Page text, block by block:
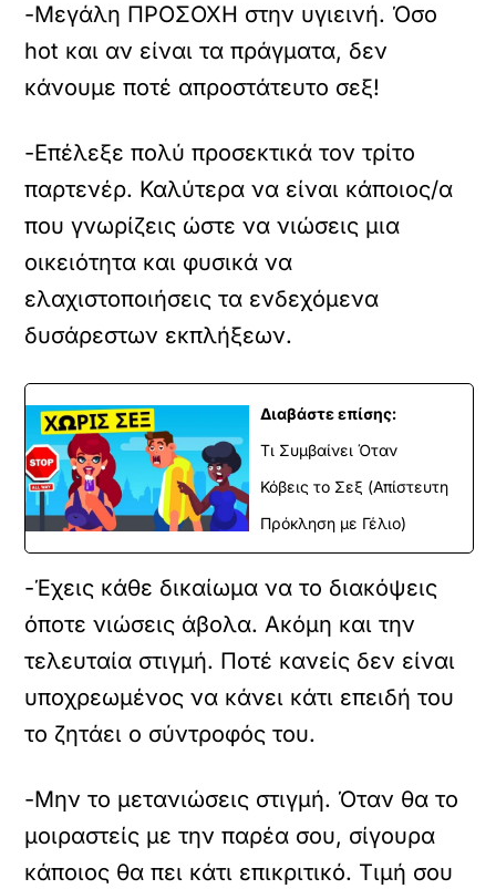
-Μεγάλη ΠΡΟΣΟΧΗ στην υγιεινή. Όσο
hot και αν είναι τα πράγματα, δεν
κάνουμε ποτέ απροστάτευτο σεξ!
-Επέλεξε πολύ προσεκτικά τον τρίτο
παρτενέρ. Καλύτερα να είναι κάποιος/α
που γνωρίζεις ώστε να νιώσεις μια
οικειότητα και φυσικά να
ελαχιστοποιήσεις τα ενδεχόμενα
δυσάρεστων εκπλήξεων.
Διαβάστε επίσης:
Τι Συμβαίνει Όταν
Κόβεις το Σεξ (Απίστευτη
Πρόκληση με Γέλιο)
-Έχεις κάθε δικαίωμα να το διακόψεις
όποτε νιώσεις άβολα. Ακόμη και την
τελευταία στιγμή. Ποτέ κανείς δεν είναι
υποχρεωμένος να κάνει κάτι επειδή του
το ζητάει ο σύντροφός του.
-Μην το μετανιώσεις στιγμή. Όταν θα το
μοιραστείς με την παρέα σου, σίγουρα
κάποιος θα πει κάτι επικριτικό. Τιμή σου